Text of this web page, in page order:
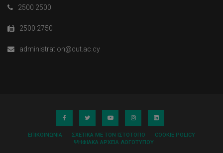
2500 2500
2500 2750
administration@cut.ac.cy
ΕΠΙΚΟΙΝΩΝΊΑ ΣΧΕΤΙΚΆ ΜΕ ΤΟΝ ΙΣΤΌΤΟΠΟ
COOKIE POLICY
ΨΗΦΙΑΚΆ ΑΡΧΕΊΑ ΛΟΓΌΤΥΠΟΥ